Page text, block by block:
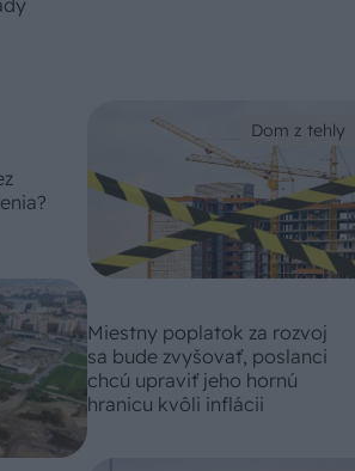
Dom z tehly
Miestny poplatok za rozvoj
sa bude zvyšovať, poslanci
chcú upraviť jeho hornú
hranicu kvôli inflácii